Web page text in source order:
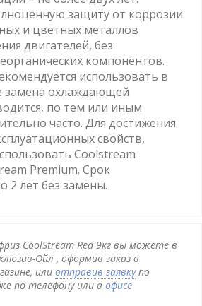
защиту от коррозии
и цветных металлов
двигателей, без
компонентов.
использовать в
замена охлаждающей
по тем или иным
часто. Для достижения
свойств,
Coolstream
Premium. Срок
2 лет без замены.
CoolStream Red 9кг вы можете в
Ойл , оформив заказ в
или отправив заявкупо
по телефону или в офисе